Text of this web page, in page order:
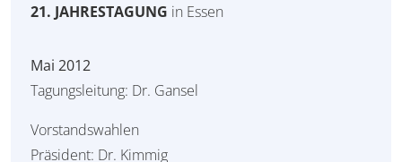
21. JAHRESTAGUNG in Essen
Mai 2012
Tagungsleitung: Dr. Gansel
Vorstandswahlen
Präsident: Dr. Kimmig